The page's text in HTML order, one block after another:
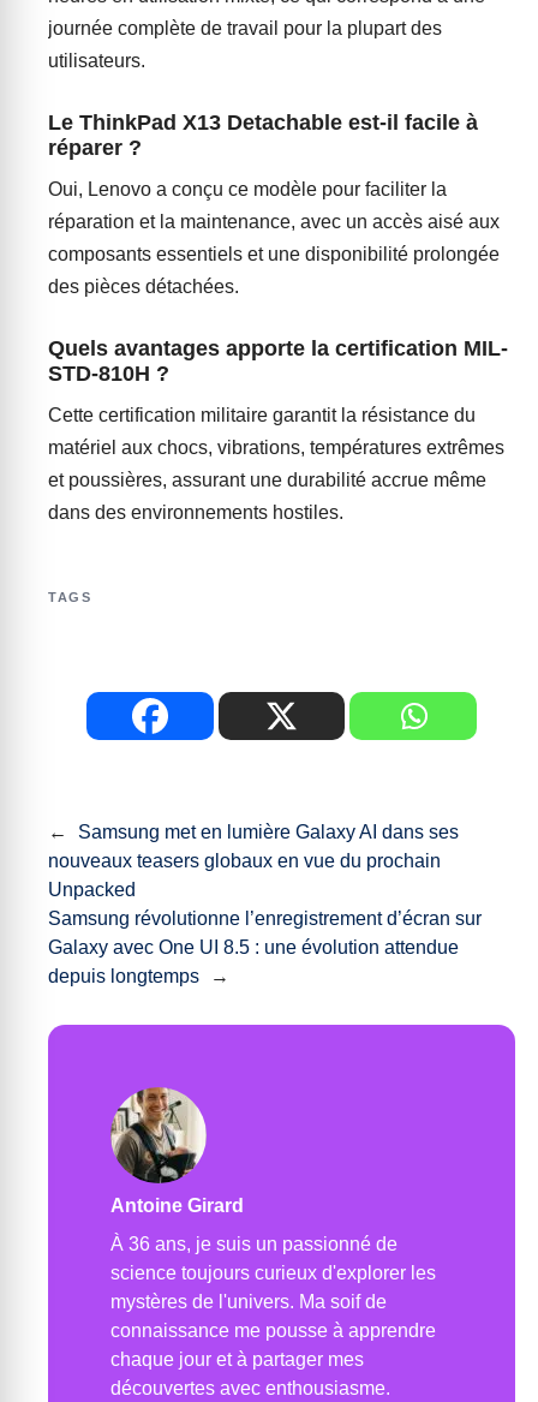
journée complète de travail pour la plupart des
utilisateurs.
Le ThinkPad X13 Detachable est-il facile à
réparer ?
Oui, Lenovo a conçu ce modèle pour faciliter la
réparation et la maintenance, avec un accès aisé aux
composants essentiels et une disponibilité prolongée
des pièces détachées.
Quels avantages apporte la certification MIL-
STD-810H ?
Cette certification militaire garantit la résistance du
matériel aux chocs, vibrations, températures extrêmes
et poussières, assurant une durabilité accrue même
dans des environnements hostiles.
TAGS
←
Samsung met en lumière Galaxy AI dans ses
nouveaux teasers globaux en vue du prochain
Unpacked
Samsung révolutionne l’enregistrement d’écran sur
Galaxy avec One UI 8.5 : une évolution attendue
depuis longtemps
→
Antoine Girard
À 36 ans, je suis un passionné de
science toujours curieux d'explorer les
mystères de l'univers. Ma soif de
connaissance me pousse à apprendre
chaque jour et à partager mes
découvertes avec enthousiasme.